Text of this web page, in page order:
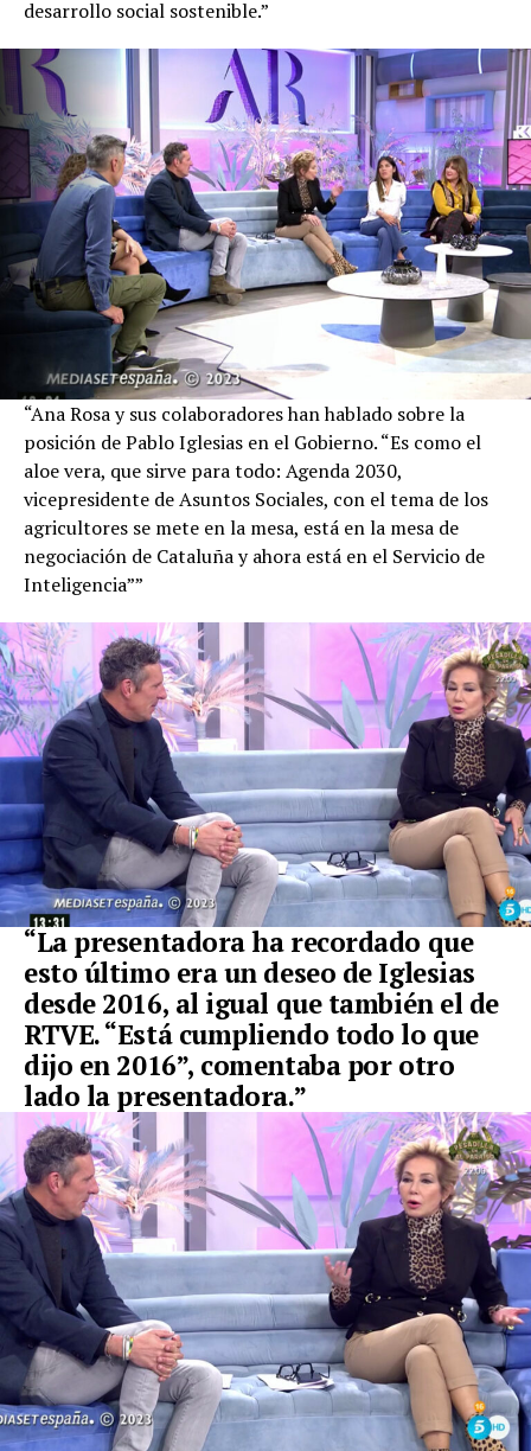
desarrollo social sostenible.”
“Ana Rosa y sus colaboradores han hablado sobre la
posición de Pablo Iglesias en el Gobierno. “Es como el
aloe vera, que sirve para todo: Agenda 2030,
vicepresidente de Asuntos Sociales, con el tema de los
agricultores se mete en la mesa, está en la mesa de
negociación de Cataluña y ahora está en el Servicio de
Inteligencia””
“La presentadora ha recordado que
esto último era un deseo de Iglesias
desde 2016, al igual que también el de
RTVE.“Está cumpliendo todo lo que
dijo en 2016”, comentaba por otro
lado la presentadora.”